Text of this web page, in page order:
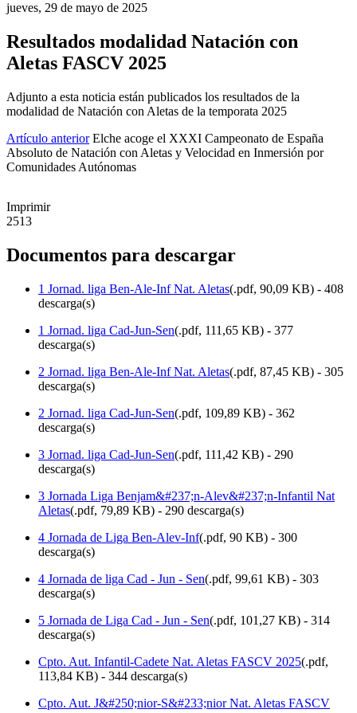
jueves, 29 de mayo de 2025
Resultados modalidad Natación con
Aletas FASCV 2025
Adjunto a esta noticia están publicados los resultados de la
modalidad de Natación con Aletas de la temporata 2025
Artículo anterior Elche acoge el XXXI Campeonato de España
Absoluto de Natación con Aletas y Velocidad en Inmersión por
Comunidades Autónomas
Imprimir
2513
Documentos para descargar
1 Jornad. liga Ben-Ale-Inf Nat. Aletas(.pdf, 90,09 KB) - 408
descarga(s)
1 Jornad. liga Cad-Jun-Sen(.pdf, 111,65 KB) - 377
descarga(s)
2 Jornad. liga Ben-Ale-Inf Nat. Aletas(.pdf, 87,45 KB) - 305
descarga(s)
2 Jornad. liga Cad-Jun-Sen(.pdf, 109,89 KB) - 362
descarga(s)
3 Jornad. liga Cad-Jun-Sen(.pdf, 111,42 KB) - 290
descarga(s)
3 Jornada Liga Benjam&#237;n-Alev&#237;n-Infantil Nat
Aletas(.pdf, 79,89 KB) - 290 descarga(s)
4 Jornada de Liga Ben-Alev-Inf(.pdf, 90 KB) - 300
descarga(s)
4 Jornada de liga Cad - Jun - Sen(.pdf, 99,61 KB) - 303
descarga(s)
5 Jornada de Liga Cad - Jun - Sen(.pdf, 101,27 KB) - 314
descarga(s)
Cpto. Aut. Infantil-Cadete Nat. Aletas FASCV 2025(.pdf,
113,84 KB) - 344 descarga(s)
Cpto. Aut. J&#250;nior-S&#233;nior Nat. Aletas FASCV